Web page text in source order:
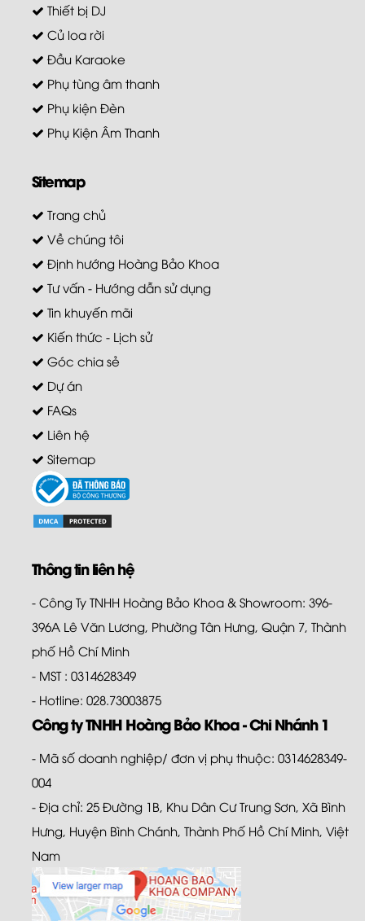
Thiết bị DJ
Củ loa rời
Đầu Karaoke
Phụ tùng âm thanh
Phụ kiện Đèn
Phụ Kiện Âm Thanh
Sitemap
Trang chủ
Về chúng tôi
Định hướng Hoàng Bảo Khoa
Tư vấn - Hướng dẫn sử dụng
Tin khuyến mãi
Kiến thức - Lịch sử
Góc chia sẻ
Dự án
FAQs
Liên hệ
Sitemap
Thông tin liên hệ
- Công Ty TNHH Hoàng Bảo Khoa & Showroom: 396-
396A Lê Văn Lương, Phường Tân Hưng, Quận 7, Thành
phố Hồ Chí Minh
- MST : 0314628349
- Hotline: 028.73003875
Công ty TNHH Hoàng Bảo Khoa - Chi Nhánh 1
- Mã số doanh nghiệp/ đơn vị phụ thuộc: 0314628349-
004
- Địa chỉ: 25 Đường 1B, Khu Dân Cư Trung Sơn, Xã Bình
Hưng, Huyện Bình Chánh, Thành Phố Hồ Chí Minh, Việt
Nam